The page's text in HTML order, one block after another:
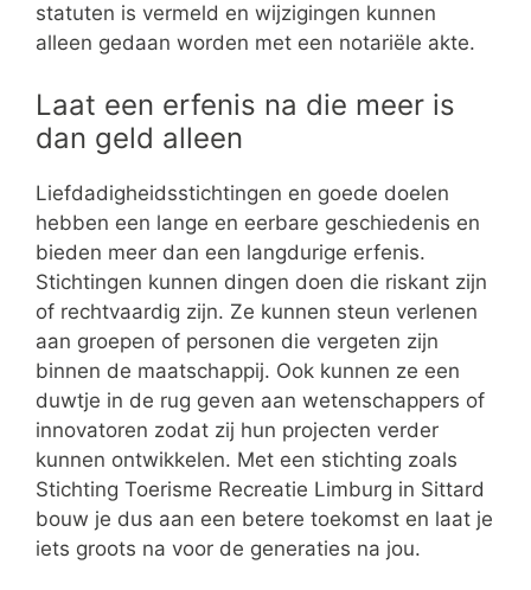
statuten is vermeld en wijzigingen kunnen
alleen gedaan worden met een notariële akte.
Laat een erfenis na die meer is
dan geld alleen
Liefdadigheidsstichtingen en goede doelen
hebben een lange en eerbare geschiedenis en
bieden meer dan een langdurige erfenis.
Stichtingen kunnen dingen doen die riskant zijn
of rechtvaardig zijn. Ze kunnen steun verlenen
aan groepen of personen die vergeten zijn
binnen de maatschappij. Ook kunnen ze een
duwtje in de rug geven aan wetenschappers of
innovatoren zodat zij hun projecten verder
kunnen ontwikkelen. Met een stichting zoals
Stichting Toerisme Recreatie Limburg in Sittard
bouw je dus aan een betere toekomst en laat je
iets groots na voor de generaties na jou.